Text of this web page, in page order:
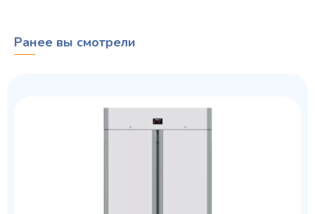
Ранее вы смотрели